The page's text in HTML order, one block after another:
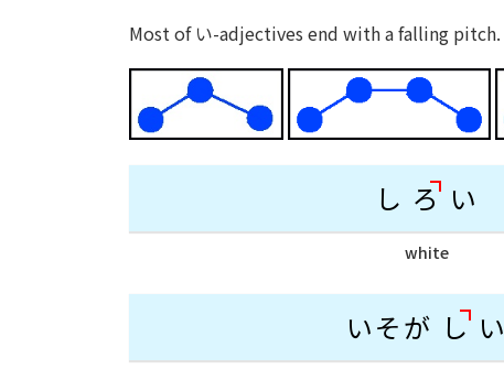
Most of い-adjectives end with a falling pitch.
し ろ い
white
いそが し い